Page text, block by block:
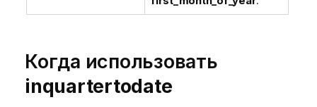
Когда использовать
inquartertodate